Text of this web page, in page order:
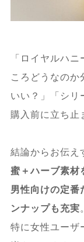
「ロイヤルハ
ころどうなのか
いい？」「シ
購入前に立ち止
結論からお伝え
蜜＋ハーブ素材
男性向けの定番
ンナップも充実
特に女性ユーザ